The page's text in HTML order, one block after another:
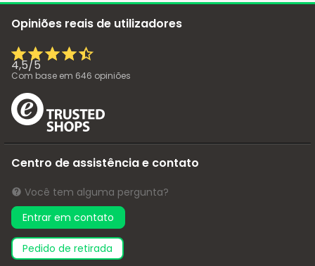
Opiniões reais de utilizadores
4,5/5
Com base em 646 opiniões
Centro de assistência e contato
Você tem alguma pergunta?
Entrar em contato
pedido de retirada